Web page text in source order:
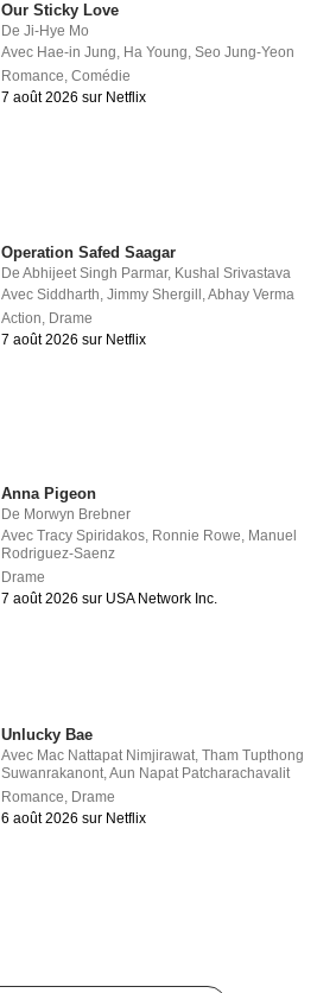
Our Sticky Love
DeJi-Hye Mo
Avec Hae-in Jung, Ha Young,Seo Jung-Yeon
Romance,Comédie
7 août 2026 sur Netflix
Operation Safed Saagar
DeAbhijeet Singh Parmar, Kushal Srivastava
AvecSiddharth ,Jimmy Shergill ,Abhay Verma
Action Drame
7 août 2026 sur Netflix
Anna Pigeon
De Morwyn Brebner
AvecTracy Spiridakos, Ronnie Rowe, Manuel
Rodriguez-Saenz
Drame
7 août 2026 sur USA Network Inc.
Unlucky Bae
Avec Mac Nattapat Nimjirawat,Tham Tupthong
Suwanrakanont,Aun Napat Patcharachavalit
Romance, Drame
6 août 2026 sur Netflix